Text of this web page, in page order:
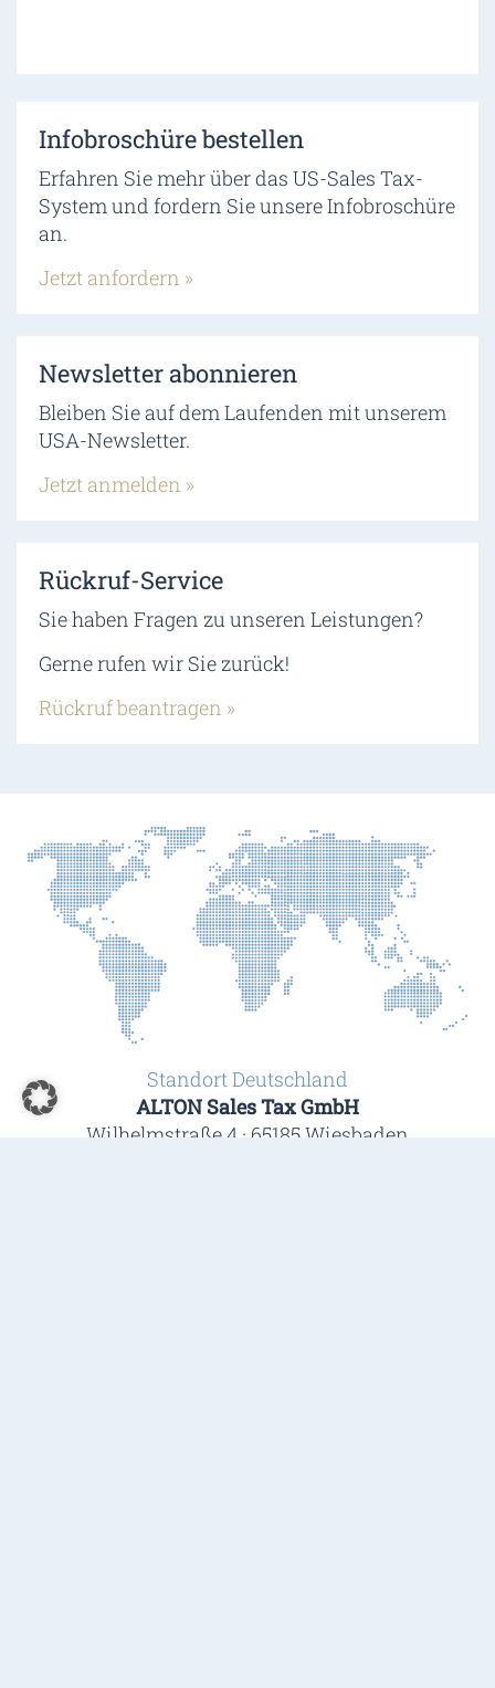
Infobroschüre bestellen
Erfahren Sie mehr über das US-Sales Tax-
System und fordern Sie unsere Infobroschüre
an.
Jetzt anfordern »
Newsletter abonnieren
Bleiben Sie auf dem Laufenden mit unserem
USA-Newsletter.
Jetzt anmelden »
Rückruf-Service
Sie haben Fragen zu unseren Leistungen?
Gerne rufen wir Sie zurück!
Rückruf beantragen »
Standort Deutschland
ALTON Sales Tax GmbH
Wilhelmstraße 4 · 65185 Wiesbaden